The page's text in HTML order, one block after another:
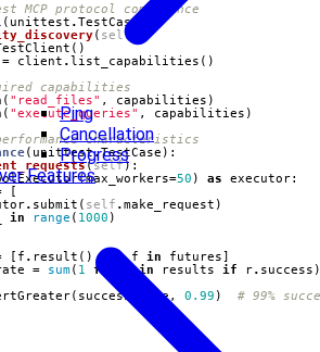
Ping
Cancellation
Progress
Features
MCP protocol compliance
( unittest .TestCase
( self
()
= client .list_capabilities ()
capabilities
( "read_files" , capabilities )
( "execute_queries" , capabilities )
characteristics
( unittest.TestCase ):
(self):
(max_workers=50 ) as executor:
[
. submit ( self .make_request )
in range ( 1000 )
[ f . result () for f in futures]
= sum( 1 for in results if r. success )
( success_rate , 0.99 ) # 99%